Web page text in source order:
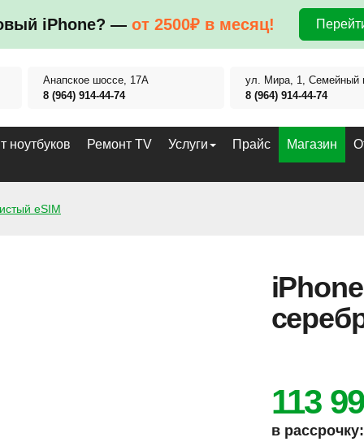
iPhone? — от 2500₽ в месяц!
Анапское шоссе, 17А
8 (964) 914-44-74
ул. Мира, 1, Семейный
8 (964) 914-44-74
ноутбуков Ремонт TV Услуги Прайс Магазин
eSIM
113
в